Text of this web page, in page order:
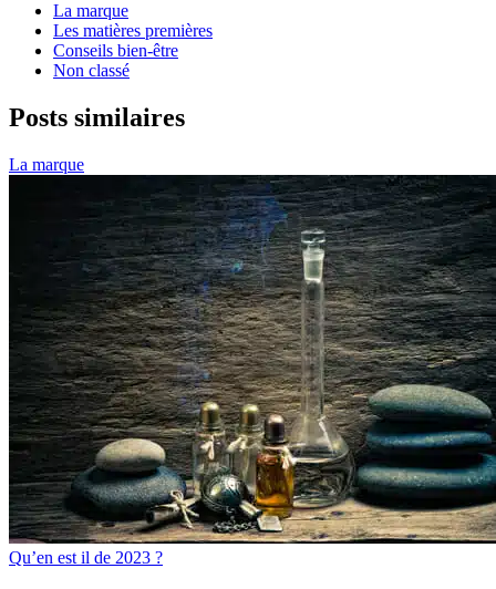
La marque
Les matières premières
Conseils bien-être
Non classé
Posts similaires
La marque
Qu’en est il de 2023 ?